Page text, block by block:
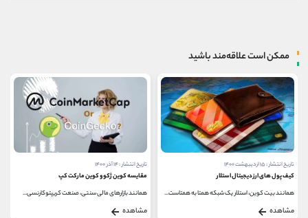
ممکن است علاقه‌مند باشید
تاریخ انتشار : ۱۵ اردیبهشت ۱۴۰۰
کیف پول های ارز دیجیتال استلار
همانند بیت کوین، استلار یک شبکه همتا به همتاست...
مشاهده
تاریخ انتشار : ۱۴ آذر ۱۴۰۰
مقایسه کوین ژکو و کوین مارکت کپ
همانند بازارهای مالی سنتی، صنعت کریپتوکارنسی...
مشاهده